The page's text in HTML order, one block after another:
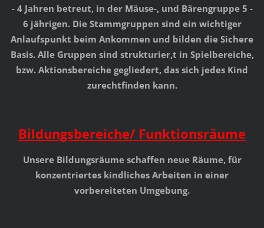
- 4 Jahren betreut, in der Mäuse-, und Bärengruppe 5 -
6 jährigen. Die Stammgruppen sind ein wichtiger
Anlaufspunkt beim Ankommen und bilden die Sichere
Basis. Alle Gruppen sind strukturier,t in Spielbereiche,
bzw. Aktionsbereiche gegliedert, das sich jedes Kind
zurechtfinden kann.
Bildungsbereiche/ Funktionsräume
Unsere Bildungsräume schaffen neue Räume, für
konzentriertes kindliches Arbeiten in einer
vorbereiteten Umgebung.